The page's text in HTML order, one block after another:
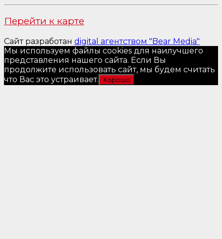
Перейти к карте
Сайт разработан digital агентством "Bear Media"
Мы используем файлы cookies для наилучшего
представления нашего сайта. Если Вы
продолжите использовать сайт, мы будем считать
что Вас это устраивает. Хорошо